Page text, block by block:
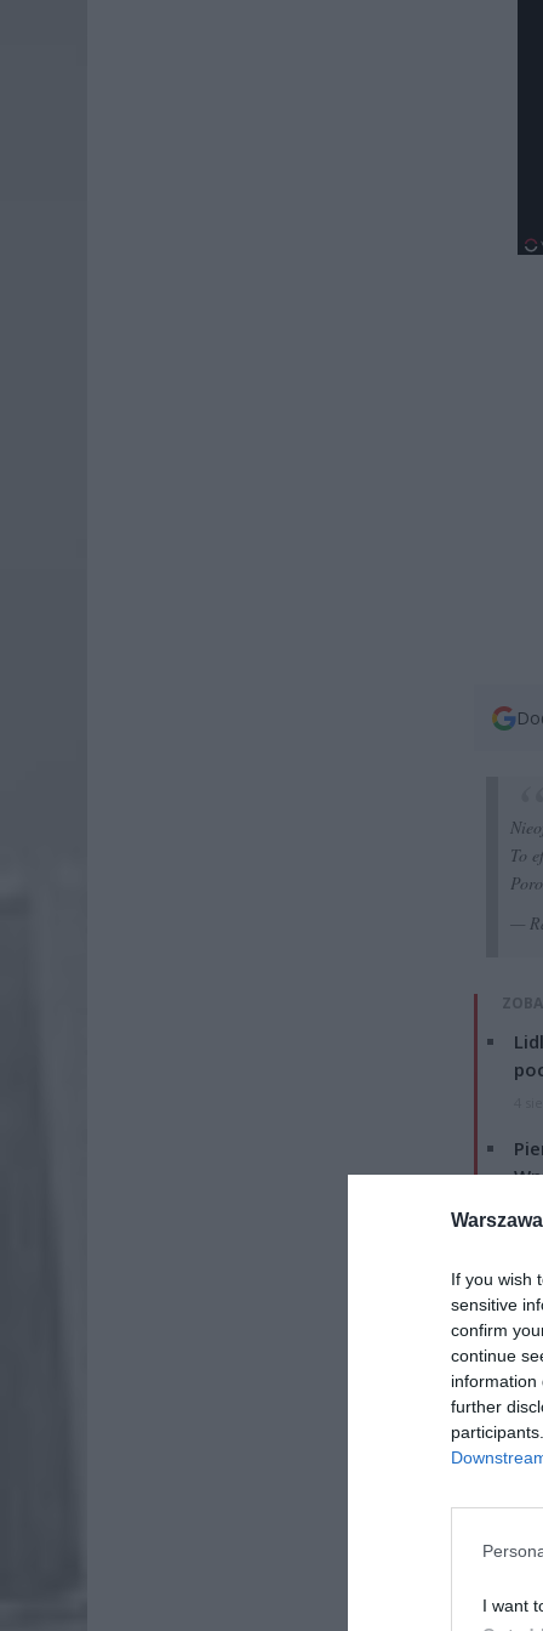
If you wish
sensitive
confirm
continue
information
further
I want
To
—
4